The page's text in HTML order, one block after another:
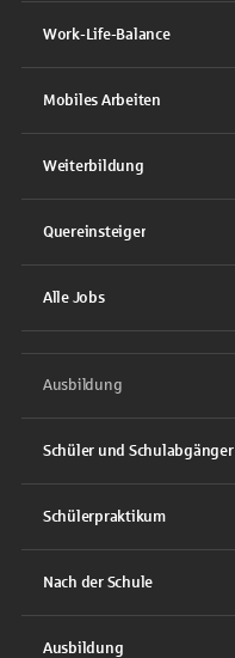
Work-Life-Balance
Mobiles Arbeiten
Weiterbildung
Quereinsteiger
Alle Jobs
Ausbildung
Schüler und Schulabgänger
Schülerpraktikum
Nach der Schule
Ausbildung